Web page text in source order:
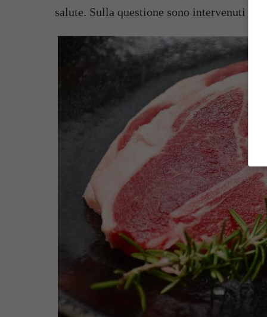
salute. Sulla questione sono intervenuti gli